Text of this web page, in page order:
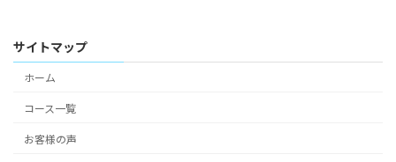
サイトマップ
ホーム
コース一覧
お客様の声